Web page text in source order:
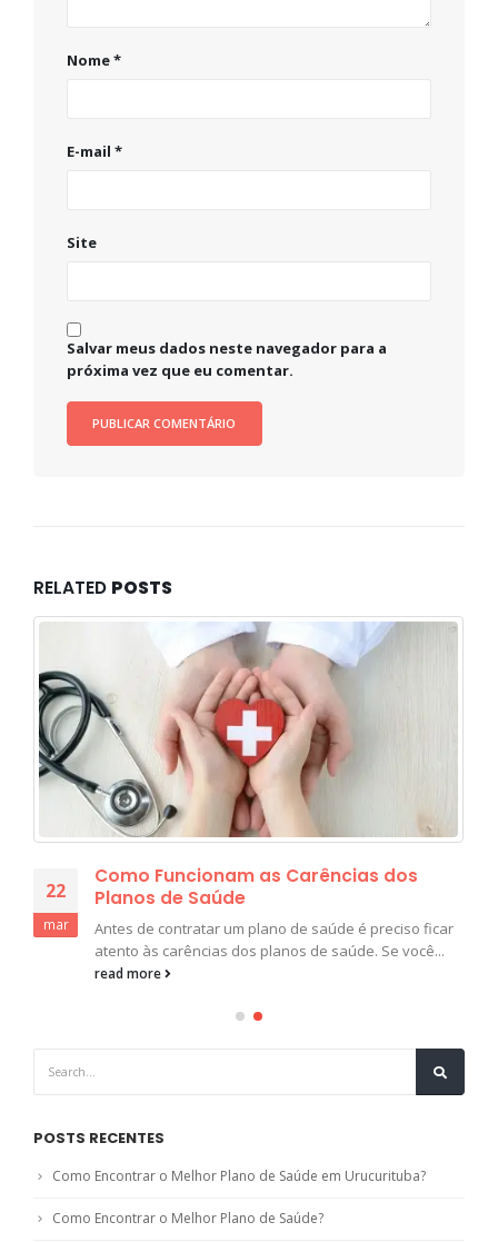
Nome*
E-mail *
Site
Salvar meus dados neste navegador para a
próxima vez que eu comentar.
RELATED POSTS
22
mar
Como Funcionam as Carências dos
Planos de Saúde
Antes de contratar um plano de saúde é preciso ficar
atento às carências dos planos de saúde. Se você...
read more
POSTS RECENTES
Como Encontrar o Melhor Plano de Saúde em Urucurituba?
Como Encontrar o Melhor Plano de Saúde?